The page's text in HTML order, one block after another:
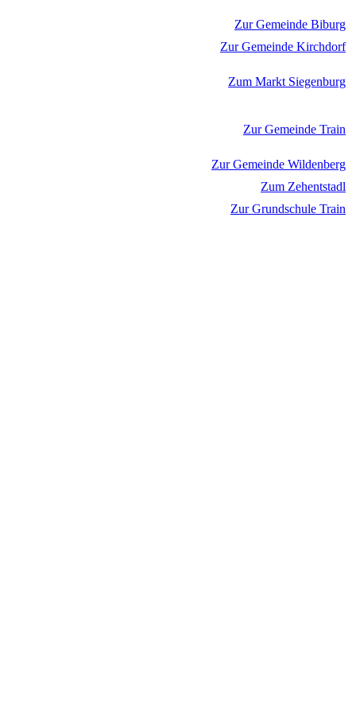
Zur Gemeinde Biburg
Zur Gemeinde Kirchdorf
Zum Markt Siegenburg
Zur Gemeinde Train
Zur Gemeinde Wildenberg
Zum Zehentstadl
Zur Grundschule Train